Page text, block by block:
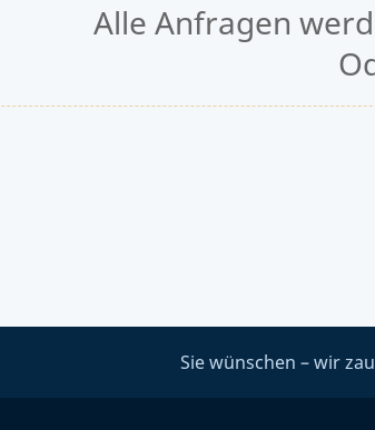
Alle Anfragen
Sie wünschen – wir